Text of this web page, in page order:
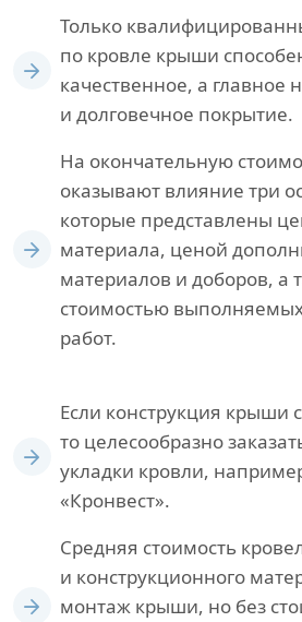
Только
по кровле крыши
качественное, а главное
и долговечное покрытие.
На окончательную
оказывают влияние три
которые представлены
материала, ценой
материалов и доборов, а
стоимостью
работ.
Если конструкция крыши
то целесообразно
укладки кровли,
«Кронвест».
Средняя стоимость
и конструкционного
монтаж крыши, но без